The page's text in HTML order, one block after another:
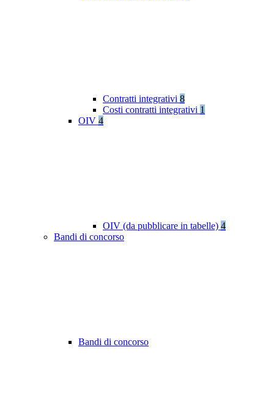
Contratti integrativi 8
Costi contratti integrativi 1
OIV 4
OIV (da pubblicare in tabelle) 4
Bandi di concorso
Bandi di concorso